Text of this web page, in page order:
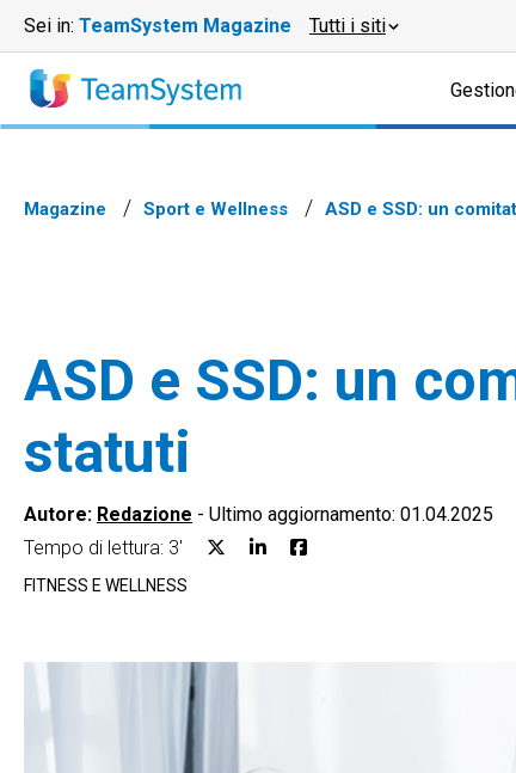
Sei in: TeamSystem Magazine Tutti i siti
Magazine Sport e Wellness ASD e SSD: un
ASD e SSD: un
statuti
Autore: Redazione - Ultimo aggiornamento: 01.04.2025
Tempo di lettura: 3'
FITNESS E WELLNESS